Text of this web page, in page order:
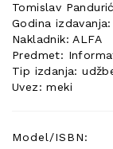
Tomislav
Godina izdavanja:
Nakladnik: ALFA
Predmet:
Tip izdanja:
Uvez: meki
Model/ISBN: